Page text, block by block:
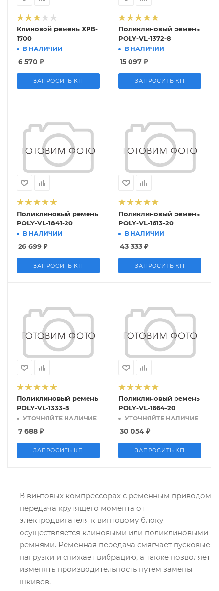
Клиновой ремень ХРB-
1700
В НАЛИЧИИ
6 570 ₽
ЗАПРОСИТЬ КП
Поликлиновый ремень
POLY-VL-1372-8
В НАЛИЧИИ
15 097 ₽
ЗАПРОСИТЬ КП
Поликлиновый ремень
POLY-VL-1841-20
В НАЛИЧИИ
26 699 ₽
ЗАПРОСИТЬ КП
Поликлиновый ремень
POLY-VL-1613-20
В НАЛИЧИИ
43 333 ₽
ЗАПРОСИТЬ КП
Поликлиновый ремень
POLY-VL-1333-8
УТОЧНЯЙТЕ НАЛИЧИЕ
7 688 ₽
ЗАПРОСИТЬ КП
Поликлиновый ремень
POLY-VL-1664-20
УТОЧНЯЙТЕ НАЛИЧИЕ
30 054 ₽
ЗАПРОСИТЬ КП
В винтовых компрессорах с ременным приводом
передача крутящего момента от
электродвигателя к винтовому блоку
осуществляется клиновыми или поликлиновыми
ремнями. Ременная передача смягчает пусковые
нагрузки и снижает вибрацию, а также позволяет
изменять производительность путем замены
шкивов.